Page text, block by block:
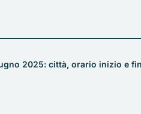
2025: città, orario inizio e